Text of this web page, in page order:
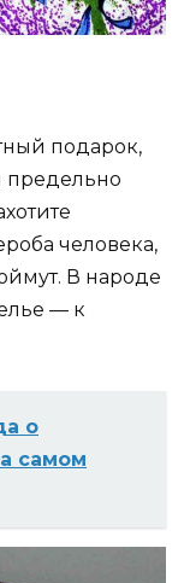
подарок,
предельно
человека,
В народе
— к
о
самом